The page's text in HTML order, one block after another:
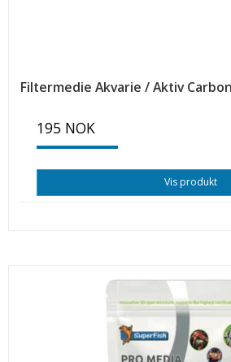
Filtermedie Akvarie / Aktiv
195 NOK
Vis produkt